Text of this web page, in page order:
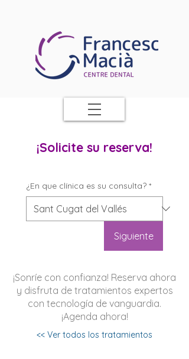
¡Solicite su reserva!
¿En que clínica es su consulta? *
Siguiente
¡Sonríe con confianza! Reserva ahora
y disfruta de tratamientos expertos
con tecnología de vanguardia.
¡Agenda ahora!
<< Ver todos los tratamientos